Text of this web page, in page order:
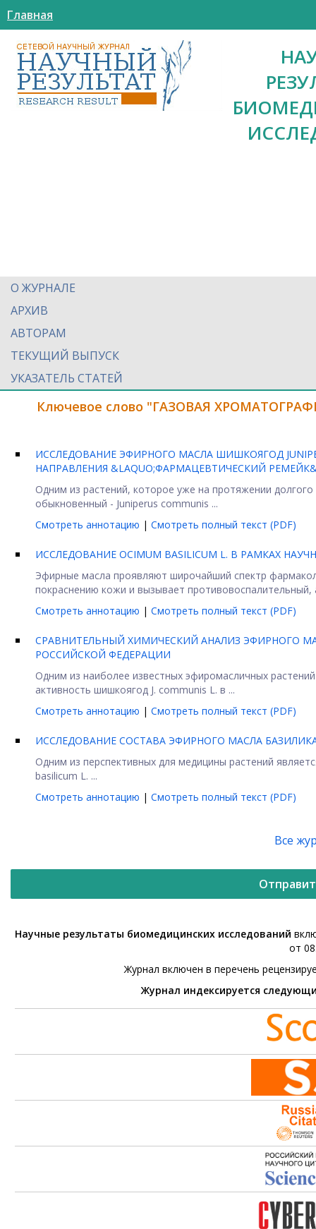
Главная
О ЖУРНАЛЕ
АРХИВ
АВТОРАМ
ТЕКУЩИЙ ВЫПУСК
УКАЗАТЕЛЬ СТАТЕЙ
Ключевое слово "ГАЗОВАЯ
ИССЛЕДОВАНИЕ ЭФИРНОГО МАСЛА ШИШКОЯГОД
НАПРАВЛЕНИЯ &LAQUO;ФАРМАЦЕВТИЧЕСКИЙ
Одним из растений, которое уже на протяжении
обыкновенный - Juniperus communis ...
Смотреть аннотацию | Смотреть полный текст (PDF)
ИССЛЕДОВАНИЕ OCIMUM BASILICUM L. В РАМКАХ
Эфирные масла проявляют широчайший спектр
покраснению кожи и вызывает противовоспалительный,
Смотреть аннотацию | Смотреть полный текст (PDF)
СРАВНИТЕЛЬНЫЙ ХИМИЧЕСКИЙ АНАЛИЗ ЭФИРНОГО
РОССИЙСКОЙ ФЕДЕРАЦИИ
Одним из наиболее известных эфиромасличных
активность шишкоягод J. communis L. в ...
Смотреть аннотацию | Смотреть полный текст (PDF)
ИCСЛЕДОВАНИЕ СОСТАВА ЭФИРНОГО МАСЛА
Одним из перспективных для медицины растений
basilicum L. ...
Смотреть аннотацию | Смотреть полный текст (PDF)
Все
Научные результаты биомедицинских исследований
от
Журнал включен в перечень
Журнал индексируется